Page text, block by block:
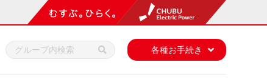
各種お手続き